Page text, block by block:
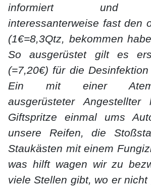
informiert und
interessanterweise fast den
(1€=8,3Qtz, bekommen
So ausgerüstet gilt es
(=7,20€) für die
Ein mit einer
ausgerüsteter
Giftspritze einmal ums
unsere Reifen, die
Staukästen mit einem
was hilft wagen wir zu
viele Stellen gibt, wo er nicht